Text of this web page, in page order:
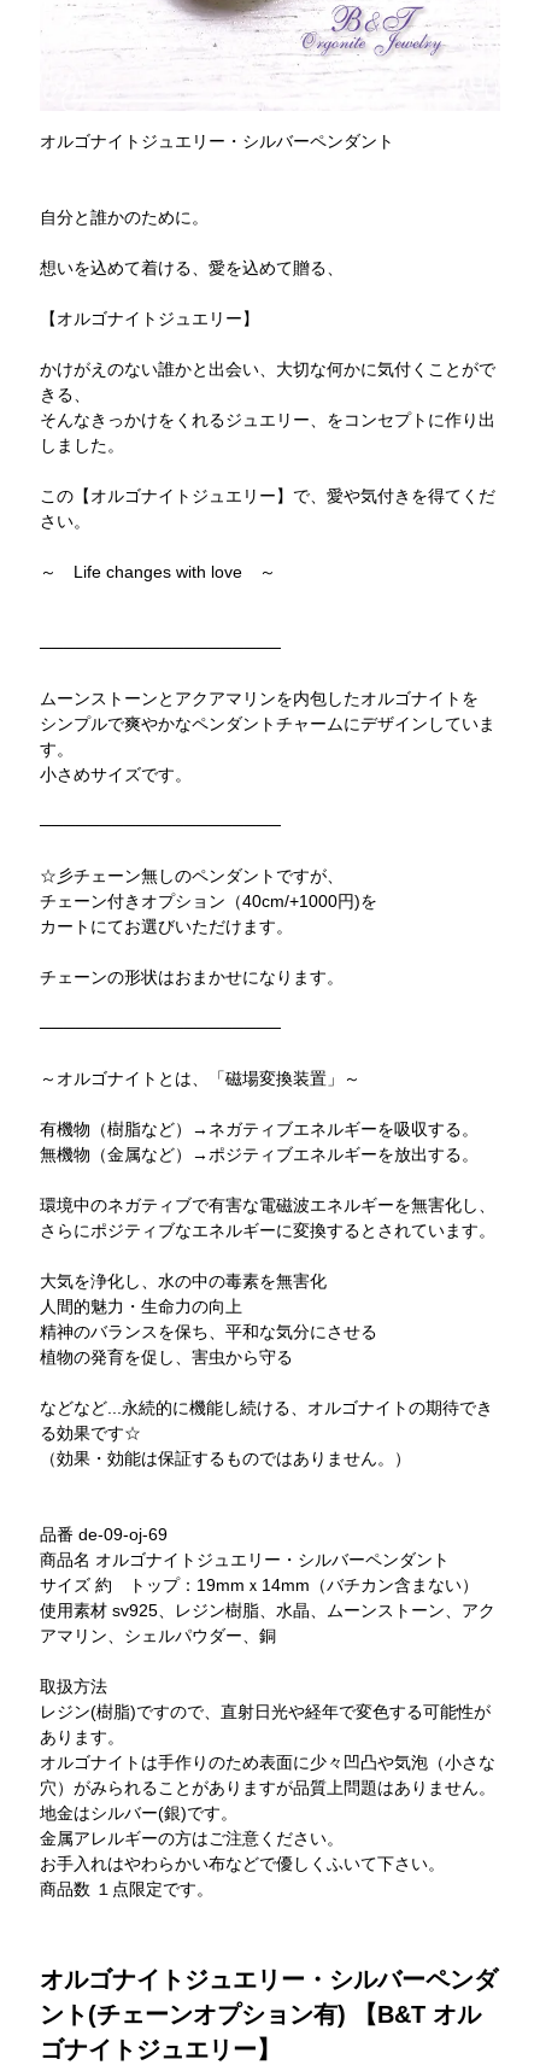
オルゴナイトジュエリー・シルバーペンダント
自分と誰かのために。
想いを込めて着ける、愛を込めて贈る、
【オルゴナイトジュエリー】
かけがえのない誰かと出会い、大切な何かに気付くことがで
きる、
そんなきっかけをくれるジュエリー、をコンセプトに作り出
しました。
この【オルゴナイトジュエリー】で、愛や気付きを得てくだ
さい。
～ Life changes with love ～
────────────────────
ムーンストーンとアクアマリンを内包したオルゴナイトを
シンプルで爽やかなペンダントチャームにデザインしていま
す。
小さめサイズです。
────────────────────
☆彡チェーン無しのペンダントですが、
チェーン付きオプション（40cm/+1000円)を
カートにてお選びいただけます。
チェーンの形状はおまかせになります。
────────────────────
～オルゴナイトとは、「磁場変換装置」～
有機物（樹脂など）→ネガティブエネルギーを吸収する。
無機物（金属など）→ポジティブエネルギーを放出する。
環境中のネガティブで有害な電磁波エネルギーを無害化し、
さらにポジティブなエネルギーに変換するとされています。
大気を浄化し、水の中の毒素を無害化
人間的魅力・生命力の向上
精神のバランスを保ち、平和な気分にさせる
植物の発育を促し、害虫から守る
などなど...永続的に機能し続ける、オルゴナイトの期待でき
る効果です☆
（効果・効能は保証するものではありません。）
品番 de-09-oj-69
商品名 オルゴナイトジュエリー・シルバーペンダント
サイズ 約 トップ：19mmｘ14mm（バチカン含まない）
使用素材 sv925、レジン樹脂、水晶、ムーンストーン、アク
アマリン、シェルパウダー、銅
取扱方法
レジン(樹脂)ですので、直射日光や経年で変色する可能性が
あります。
オルゴナイトは手作りのため表面に少々凹凸や気泡（小さな
穴）がみられることがありますが品質上問題はありません。
地金はシルバー(銀)です。
金属アレルギーの方はご注意ください。
お手入れはやわらかい布などで優しくふいて下さい。
商品数 １点限定です。
オルゴナイトジュエリー・シルバーペンダ
ント(チェーンオプション有) 【B&T オル
ゴナイトジュエリー】